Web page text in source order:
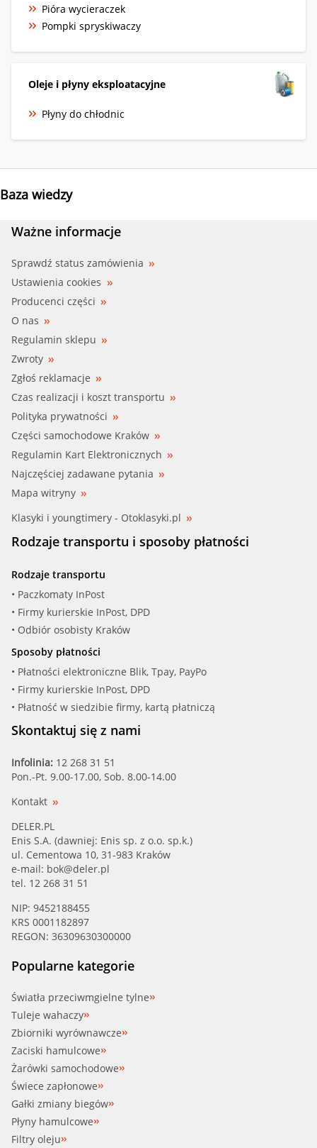
Pióra wycieraczek
Pompki spryskiwaczy
Oleje i płyny eksploatacyjne
Płyny do chłodnic
Baza wiedzy
Ważne informacje
Sprawdź status zamówienia
Ustawienia cookies
Producenci części
O nas
Regulamin sklepu
Zwroty
Zgłoś reklamacje
Czas realizacji i koszt transportu
Polityka prywatności
Części samochodowe Kraków
Regulamin Kart Elektronicznych
Najczęściej zadawane pytania
Mapa witryny
Klasyki i youngtimery - Otoklasyki.pl
Rodzaje transportu i sposoby płatności
Rodzaje transportu
• Paczkomaty InPost
• Firmy kurierskie InPost, DPD
• Odbiór osobisty Kraków
Sposoby płatności
• Płatności elektroniczne Blik, Tpay, PayPo
• Firmy kurierskie InPost, DPD
• Płatność w siedzibie firmy, kartą płatniczą
Skontaktuj się z nami
Infolinia: 12 268 31 51
Pon.-Pt. 9.00-17.00, Sob. 8.00-14.00
Kontakt
DELER.PL
Enis S.A. (dawniej: Enis sp. z o.o. sp.k.)
ul. Cementowa 10, 31-983 Kraków
e-mail: bok@deler.pl
tel. 12 268 31 51
NIP: 9452188455
KRS 0001182897
REGON: 36309630300000
Popularne kategorie
Światła przeciwmgielne tylne
Tuleje wahaczy
Zbiorniki wyrównawcze
Zaciski hamulcowe
Żarówki samochodowe
Świece zapłonowe
Gałki zmiany biegów
Płyny hamulcowe
Filtry oleju